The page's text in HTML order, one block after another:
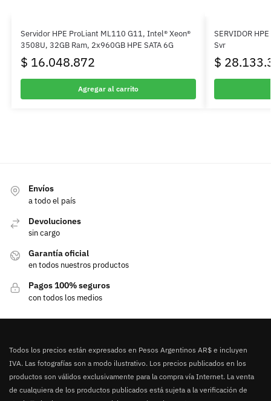
Servidor HPE ProLiant ML110 G11, Intel® Xeon®
3508U, 32GB Ram, 2x960GB HPE SATA 6G
$ 16.048.872
Agregar al carrito
SERVIDOR
Svr
$
Envíos
a todo el país
Devoluciones
sin cargo
Garantía oficial
en todos nuestros productos
Pagos 100% seguros
con todos los medios
Todos los precios están expresados en Pesos Argentinos AR$ e incluyen
IVA. Las fotografías son a modo ilustrativo. Los precios publicados en los
productos son válidos exclusivamente para la compra vía Internet. La venta
de cualquiera de los productos publicados está sujeta a la verificación de